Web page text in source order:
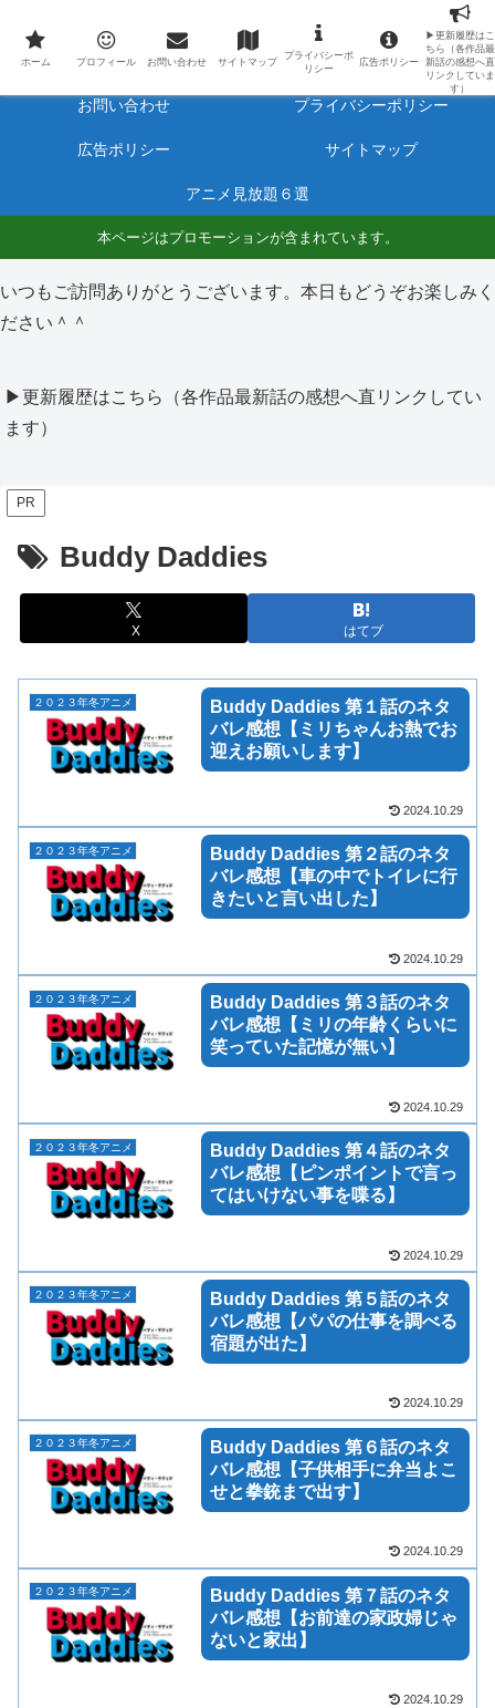
最新アニメのあらすじと感想をネタバレ有りで毎日更新しています。
ホーム プロフィール
お問い合わせ プライバシーポリシー
広告ポリシー サイトマップ
アニメ見放題６選
本ページはプロモーションが含まれています。
いつもご訪問ありがとうございます。本日もどうぞお楽しみく
ださい＾＾
▶更新履歴はこちら（各作品最新話の感想へ直リンクしてい
ます）
PR
Buddy Daddies
X はてブ
２０２３年冬アニメ
Buddy Daddies 第１話のネタ
バレ感想【ミリちゃんお熱でお
迎えお願いします】
2024.10.29
２０２３年冬アニメ
Buddy Daddies 第２話のネタ
バレ感想【車の中でトイレに行
きたいと言い出した】
2024.10.29
２０２３年冬アニメ
Buddy Daddies 第３話のネタ
バレ感想【ミリの年齢くらいに
笑っていた記憶が無い】
2024.10.29
２０２３年冬アニメ
Buddy Daddies 第４話のネタ
バレ感想【ピンポイントで言っ
てはいけない事を喋る】
2024.10.29
２０２３年冬アニメ
Buddy Daddies 第５話のネタ
バレ感想【パパの仕事を調べる
宿題が出た】
2024.10.29
２０２３年冬アニメ
Buddy Daddies 第６話のネタ
バレ感想【子供相手に弁当よこ
せと拳銃まで出す】
2024.10.29
２０２３年冬アニメ
Buddy Daddies 第７話のネタ
バレ感想【お前達の家政婦じゃ
ないと家出】
2024.10.29
ホーム プロフィール お問い合わせ サイトマップ
プライバシーポ
リシー
広告ポリシー
▶更新履歴はこ
ちら（各作品最
新話の感想へ直
リンクしていま
す）